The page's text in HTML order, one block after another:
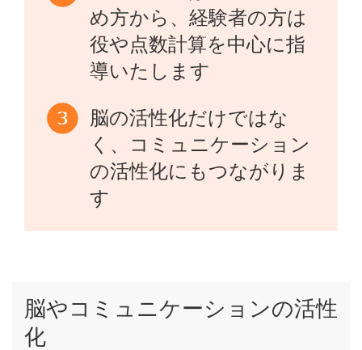
め方から、経験者の方は
役や点数計算を中心に指
導いたします
脳の活性化だけではな
く、コミュニケーション
の活性化にもつながりま
す
脳やコミュニケーションの活性
化